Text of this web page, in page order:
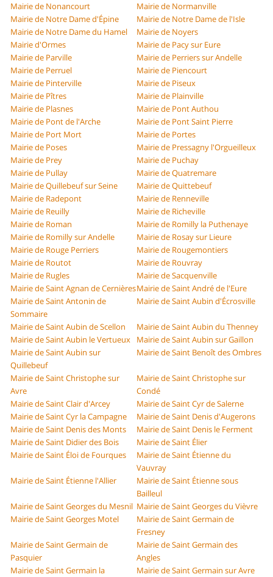
Mairie de Nonancourt
Mairie de Normanville
Mairie de Notre Dame d'Épine
Mairie de Notre Dame de l'Isle
Mairie de Notre Dame du Hamel
Mairie de Noyers
Mairie d'Ormes
Mairie de Pacy sur Eure
Mairie de Parville
Mairie de Perriers sur Andelle
Mairie de Perruel
Mairie de Piencourt
Mairie de Pinterville
Mairie de Piseux
Mairie de Pîtres
Mairie de Plainville
Mairie de Plasnes
Mairie de Pont Authou
Mairie de Pont de l'Arche
Mairie de Pont Saint Pierre
Mairie de Port Mort
Mairie de Portes
Mairie de Poses
Mairie de Pressagny l'Orgueilleux
Mairie de Prey
Mairie de Puchay
Mairie de Pullay
Mairie de Quatremare
Mairie de Quillebeuf sur Seine
Mairie de Quittebeuf
Mairie de Radepont
Mairie de Renneville
Mairie de Reuilly
Mairie de Richeville
Mairie de Roman
Mairie de Romilly la Puthenaye
Mairie de Romilly sur Andelle
Mairie de Rosay sur Lieure
Mairie de Rouge Perriers
Mairie de Rougemontiers
Mairie de Routot
Mairie de Rouvray
Mairie de Rugles
Mairie de Sacquenville
Mairie de Saint Agnan de CernièresMairie de Saint André de l'Eure
Mairie de Saint Antonin de
Sommaire
Mairie de Saint Aubin d'Écrosville
Mairie de Saint Aubin de Scellon
Mairie de Saint Aubin du Thenney
Mairie de Saint Aubin le Vertueux
Mairie de Saint Aubin sur Gaillon
Mairie de Saint Aubin sur
Quillebeuf
Mairie de Saint Benoît des Ombres
Mairie de Saint Christophe sur
Avre
Mairie de Saint Christophe sur
Condé
Mairie de Saint Clair d'Arcey
Mairie de Saint Cyr de Salerne
Mairie de Saint Cyr la Campagne
Mairie de Saint Denis d'Augerons
Mairie de Saint Denis des Monts
Mairie de Saint Denis le Ferment
Mairie de Saint Didier des Bois
Mairie de Saint Élier
Mairie de Saint Éloi de Fourques
Mairie de Saint Étienne du
Vauvray
Mairie de Saint Étienne l'Allier
Mairie de Saint Étienne sous
Bailleul
Mairie de Saint Georges du Mesnil Mairie de Saint Georges du Vièvre
Mairie de Saint Georges Motel
Mairie de Saint Germain de
Fresney
Mairie de Saint Germain de
Pasquier
Mairie de Saint Germain des
Angles
Mairie de Saint Germain la
Mairie de Saint Germain sur Avre